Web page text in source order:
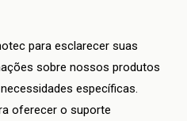
para esclarecer suas
sobre nossos produtos
específicas.
oferecer o suporte